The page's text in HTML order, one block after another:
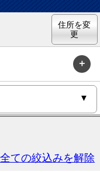
住所を変
更
ての絞込みを解除